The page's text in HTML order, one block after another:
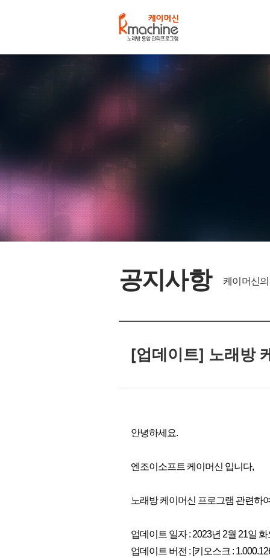
케
이
머
신
공지사항 케이머신
[업데이트] 노래방
안녕하세요.
엔조이소프트 케이머신 입니다,
노래방 케이머신 프로그램 관련하
업데이트 일자 : 2023년 2월 21일
업데이트 버전 : [키오스크 :